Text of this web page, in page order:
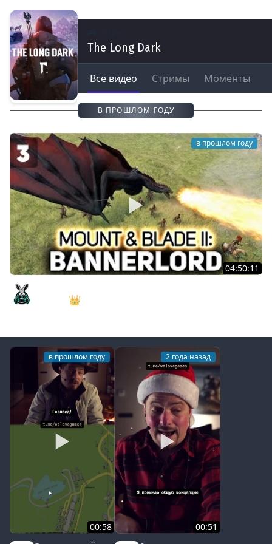
The Long Dark
Все видео Стримы Моменты
в прошлом году
00:58
2 года назад
00:51
В ПРОШЛОМ ГОДУ
в прошлом году
04:50:11
Thrones 👑 Mount & Blade II: Bannerlord [PC 2022] #3